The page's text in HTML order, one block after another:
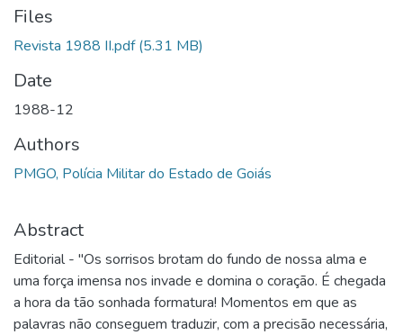
Files
Revista 1988 II.pdf(5.31 MB)
Date
1988-12
Authors
PMGO, Polícia Militar do Estado de Goiás
Abstract
Editorial - "Os sorrisos brotam do fundo de nossa alma e
uma força imensa nos invade e domina o coração. É chegada
a hora da tão sonhada formatura! Momentos em que as
palavras não conseguem traduzir, com a precisão necessária,